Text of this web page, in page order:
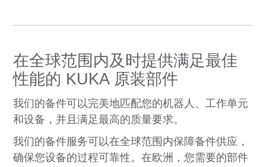
在全球范围内及时提供满足最佳
性能的 KUKA 原装部件
我们的备件可以完美地匹配您的机器人、工作单元
和设备，并且满足最高的质量要求。
我们的备件服务可以在全球范围内保障备件供应，
确保您设备的过程可靠性。在欧洲，您需要的部件